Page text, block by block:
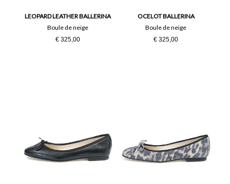
LEOPARD LEATHER BALLERINA
Boule de neige
€ 325,00
OCELOT BALLERINA
Boule de neige
€ 325,00